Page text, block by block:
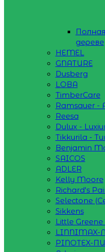
дереве
HEMEL
GNATURE
Dusberg
LOBA
TimberCare
Ramsauer -
Reesa
Dulux -
Tikkurila -
Benjamin
SAICOS
ADLER
Kelly Moore
Richard's
Selectone
Sikkens
Little
PINOTEX-